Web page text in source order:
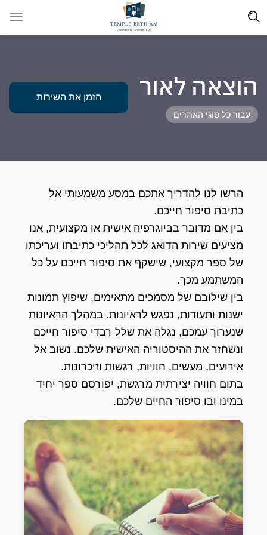
הוצאה לאור
עבור כל סוגי האתרים
הזמן את השירות
הרשו לנו להדריך אתכם במסע משמעותי אל
כתיבת סיפור חייכם.
בין אם מדובר בביוגרפיה אישית או מקצועית, אנו
מציעים שירות הדואג לכל תהליכי כתיבתו ועריכתו
של ספר מקצועי, שישקף את סיפור חייכם על כל
המשתמע מכך.
בין שילובם של מסמכים מתאימים, שיפוץ תמונות
ישנות ותעודות, נפגש לראיונות. במהלך הראיונות
שנערוך עמכם, נגלה את שלל רבדי סיפור חייכם
ונשחזר את ההיסטוריה האישית שלכם. נשוב אל
אירועים, מעשים, חוויות, רגשות וזיכרונות.
בתום חוויה יצירתית מרגשת, יפורסם ספר יחיד
במינו ובו סיפור החיים שלכם.